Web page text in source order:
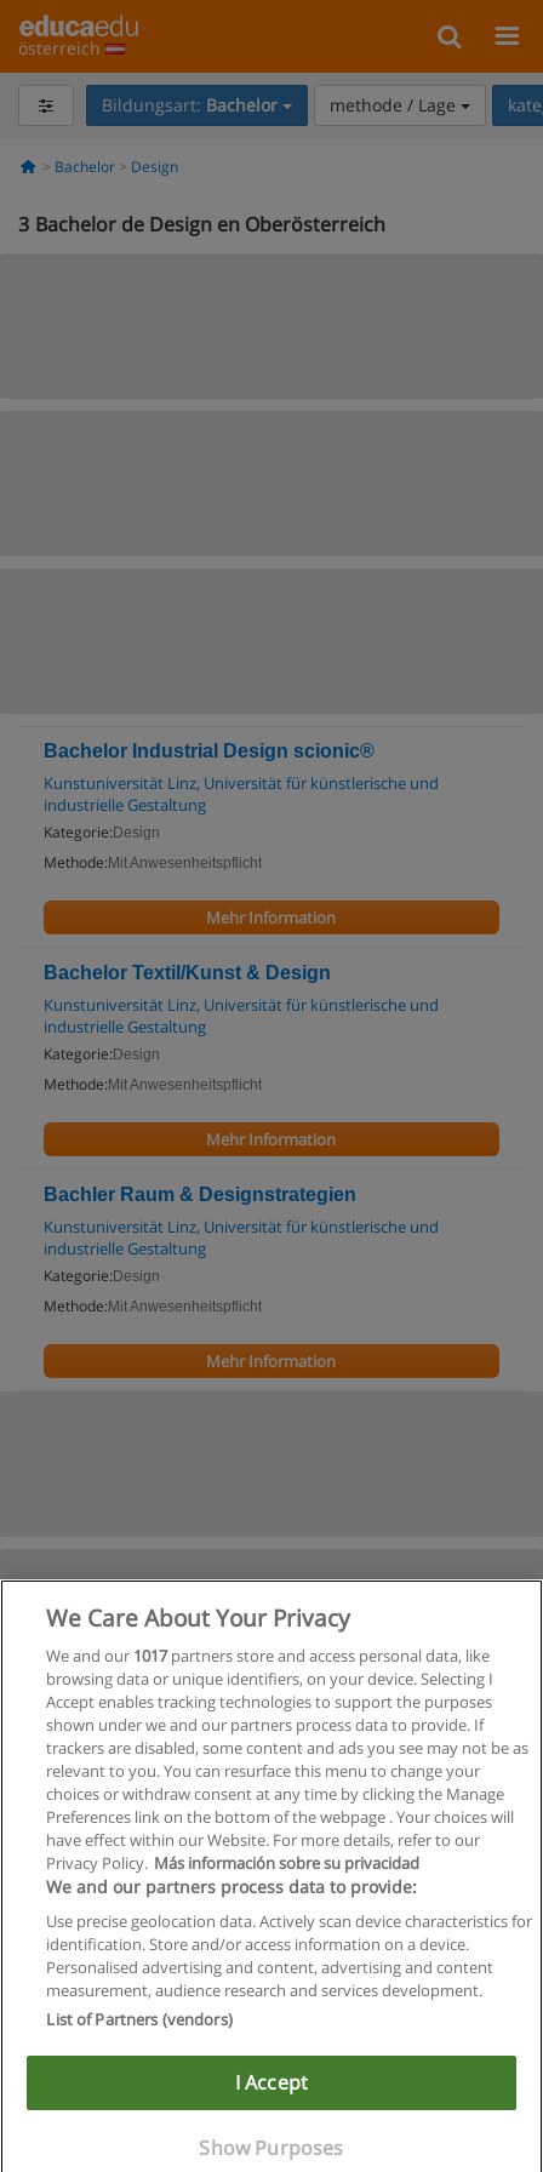
österreich
Bildungsart: Bachelor methode / Lage
Bachelor Design
3 Bachelor de Design en Oberösterreich
Bachelor Industrial Design scionic®
Kunstuniversität Linz, Universität für künstlerische und
industrielle Gestaltung
Kategorie: Design
Methode: Mit Anwesenheitspflicht
Mehr Information
Bachelor Textil/Kunst & Design
Kunstuniversität Linz, Universität für künstlerische und
industrielle Gestaltung
Kategorie: Design
Methode: Mit Anwesenheitspflicht
Mehr Information
Bachler Raum & Designstrategien
Kunstuniversität Linz, Universität für künstlerische und
industrielle Gestaltung
Kategorie: Design
Methode: Mit Anwesenheitspflicht
Mehr Information
Allgemeinen geschäftsbedingungen
Datenschutzpolitik
Copyright © Educaedu Business S.L. - CIF : B-95610580: -
www.educaedu.at
We Care About Your Privacy
We and our 1017partners store and access personal data, like
browsing data or unique identifiers, on your device. Selecting I
Accept enables tracking technologies to support the purposes
shown under we and our partners process data to provide. If
trackers are disabled, some content and ads you see may not be as
relevant to you. You can resurface this menu to change your
choices or withdraw consent at any time by clicking the Manage
Preferences link on the bottom of the webpage . Your choices will
have effect within our Website. For more details, refer to our
Privacy Policy. Más información sobre su privacidad
We and our partners process data to provide:
Use precise geolocation data. Actively scan device characteristics for
identification. Store and/or access information on a device.
Personalised advertising and content, advertising and content
measurement, audience research and services development.
List of Partners (vendors)
I Accept
Show Purposes